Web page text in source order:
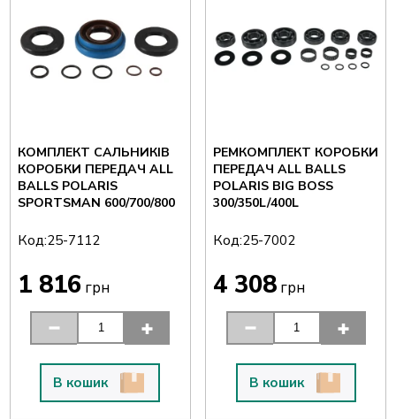
КОМПЛЕКТ САЛЬНИКІВ
КОРОБКИ ПЕРЕДАЧ ALL
BALLS POLARIS
SPORTSMAN 600/700/800
Код:25-7112
1 816 грн
В кошик
РЕМКОМПЛЕКТ КОРОБКИ
ПЕРЕДАЧ ALL BALLS
POLARIS BIG BOSS
300/350L/400L
Код:25-7002
4 308 грн
В кошик